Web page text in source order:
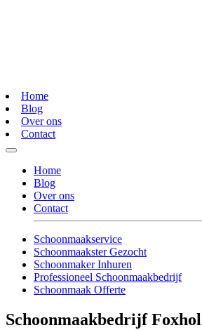
Home
Blog
Over ons
Contact
Home
Blog
Over ons
Contact
Schoonmaakservice
Schoonmaakster Gezocht
Schoonmaker Inhuren
Professioneel Schoonmaakbedrijf
Schoonmaak Offerte
Schoonmaakbedrijf Foxhol